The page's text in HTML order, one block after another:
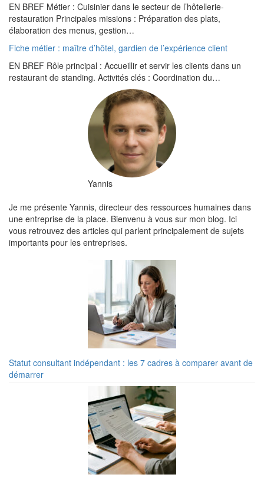
EN BREF Métier : Cuisinier dans le secteur de l’hôtellerie-
restauration Principales missions : Préparation des plats,
élaboration des menus, gestion…
Fiche métier : maître d’hôtel, gardien de l’expérience client
EN BREF Rôle principal : Accueillir et servir les clients dans un
restaurant de standing. Activités clés : Coordination du…
Yannis
Je me présente Yannis, directeur des ressources humaines dans
une entreprise de la place. Bienvenu à vous sur mon blog. Ici
vous retrouvez des articles qui parlent principalement de sujets
importants pour les entreprises.
Statut consultant indépendant : les 7 cadres à comparer avant de
démarrer